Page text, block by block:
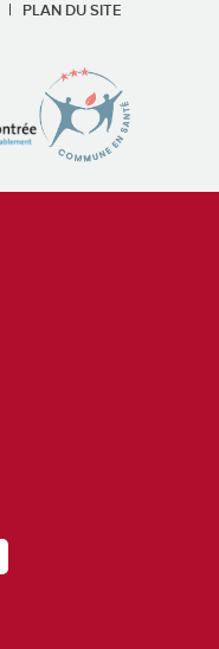
PLAN DU SITE